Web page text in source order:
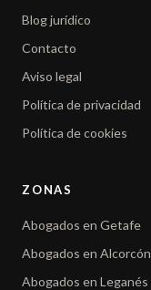
Blog jurídico
Contacto
Aviso legal
Política de privacidad
Política de cookies
ZONAS
Abogados en Getafe
Abogados en Alcorcón
Abogados en Leganés